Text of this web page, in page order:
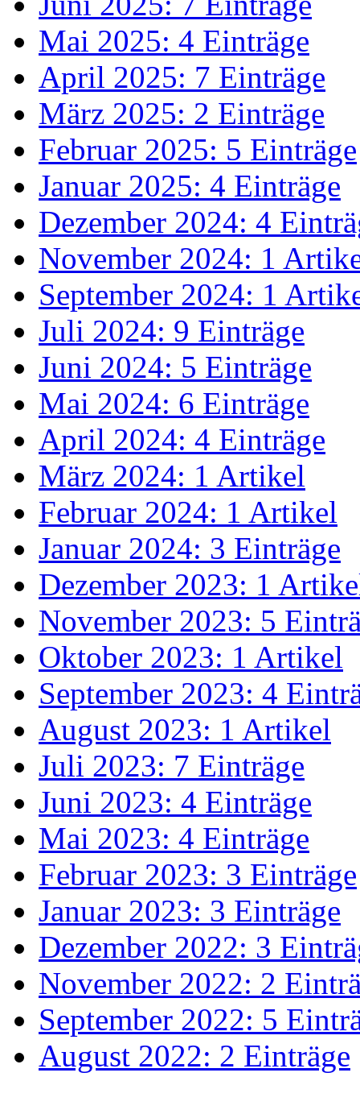
Mai 2025: 4 Einträge
April 2025: 7 Einträge
März 2025: 2 Einträge
Februar 2025: 5 Einträge
Januar 2025: 4 Einträge
Dezember 2024: 4
November 2024: 1
September 2024: 1
Juli 2024: 9 Einträge
Juni 2024: 5 Einträge
Mai 2024: 6 Einträge
April 2024: 4 Einträge
März 2024: 1 Artikel
Februar 2024: 1 Artikel
Januar 2024: 3 Einträge
Dezember 2023: 1
November 2023: 5
Oktober 2023: 1 Artikel
September 2023: 4
August 2023: 1 Artikel
Juli 2023: 7 Einträge
Juni 2023: 4 Einträge
Mai 2023: 4 Einträge
Februar 2023: 3 Einträge
Januar 2023: 3 Einträge
Dezember 2022: 3
November 2022: 2
September 2022: 5
August 2022: 2 Einträge